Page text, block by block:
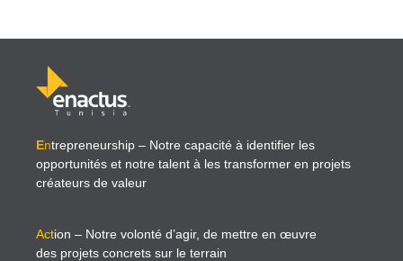
Entrepreneurship – Notre capacité à identifier les
opportunités et notre talent à les transformer en projets
créateurs de valeur
Action – Notre volonté d’agir, de mettre en œuvre
des projets concrets sur le terrain